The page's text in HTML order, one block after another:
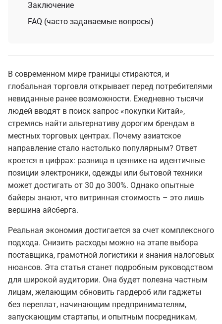
Заключение
FAQ (часто задаваемые вопросы)
В современном мире границы стираются, и
глобальная торговля открывает перед потребителями
невиданные ранее возможности. Ежедневно тысячи
людей вводят в поиск запрос «покупки Китай»,
стремясь найти альтернативу дорогим брендам в
местных торговых центрах. Почему азиатское
направление стало настолько популярным? Ответ
кроется в цифрах: разница в ценнике на идентичные
позиции электроники, одежды или бытовой техники
может достигать от 30 до 300%. Однако опытные
байеры знают, что витринная стоимость – это лишь
вершина айсберга.
Реальная экономия достигается за счет комплексного
подхода. Снизить расходы можно на этапе выбора
поставщика, грамотной логистики и знания налоговых
нюансов. Эта статья станет подробным руководством
для широкой аудитории. Она будет полезна частным
лицам, желающим обновить гардероб или гаджеты
без переплат, начинающим предпринимателям,
запускающим стартапы, и опытным посредникам,